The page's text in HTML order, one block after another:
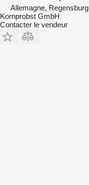
Allemagne, Regensburg
Kornprobst GmbH
Contacter le vendeur